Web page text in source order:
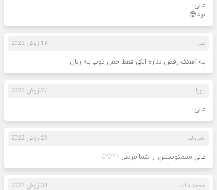
عالی
بود😎
هی 19 ژوئن 2022
یه آهنگ رقص نداره الکی فقط خفن توپ یه ریال
پویا 27 ژوئن 2022
عالی
امیررضا 28 ژوئن 2022
عالی مممنوننننن از شما مرسی ♡♡♡
محمد ثلاث 30 ژوئن 2022